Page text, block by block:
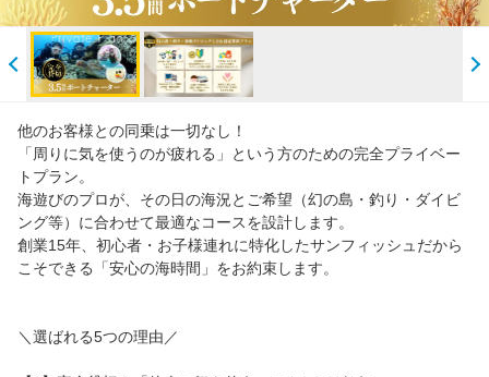
到着日に楽しめるプラン集
最終日も楽しめる！プラン集
人気ランキング
閲覧履歴
ご案内
他のお客様との同乗は一切なし！
「周りに気を使うのが疲れる」という方のための完全プライベー
トプラン。
海遊びのプロが、その日の海況とご希望（幻の島・釣り・ダイビ
ング等）に合わせて最適なコースを設計します。
創業15年、初心者・お子様連れに特化したサンフィッシュだから
こそできる「安心の海時間」をお約束します。
＼選ばれる5つの理由／